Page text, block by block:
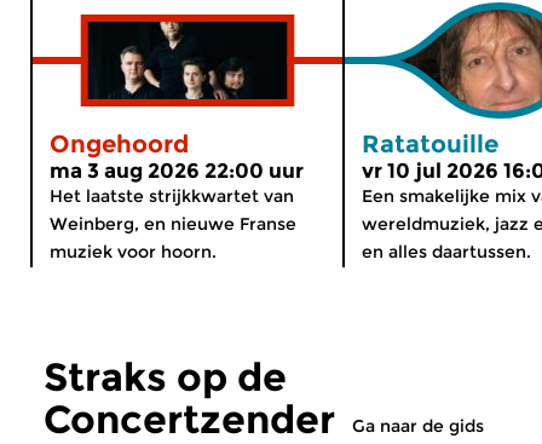
Ongehoord
ma 3 aug 2026 22:00 uur
Het laatste strijkkwartet van
Weinberg, en nieuwe Franse
muziek voor hoorn.
Ratatouille
vr 10 jul 2026
Een smakelijke mix
wereldmuziek, jazz
en alles daartussen.
Straks op de
Concertzender
Ga naar de gids